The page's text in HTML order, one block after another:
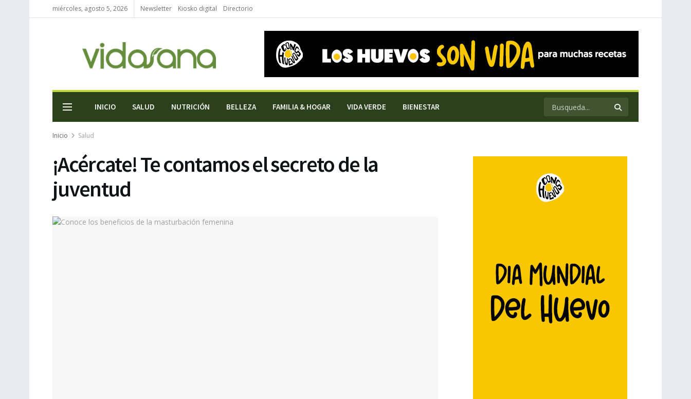
miércoles, agosto 5, 2026 Newsletter Kiosko digital Directorio
INICIO SALUD NUTRICIÓN BELLEZA FAMILIA & HOGAR VIDA VERDE BIENESTAR
Inicio Salud
¡Acércate! Te contamos el secreto de la
juventud